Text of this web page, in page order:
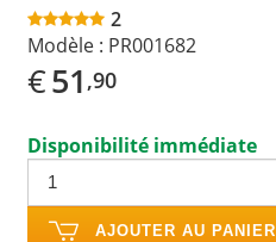
2
Modèle : PR001682
€51 ,90
Disponibilité immédiate
AJOUTER AU PANIER